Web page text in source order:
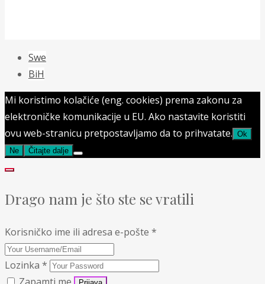
Swe
BiH
Mi koristimo kolačiće (eng. cookies) prema zakonu za
elektroničke komunikacije u EU. Ako nastavite koristiti
ovu web-stranicu pretpostavljamo da to prihvatate. Ok
Ne
Čitajte dalje
Drago nam je što ste se vratili
Korisničko ime ili adresa e-pošte *
Lozinka *